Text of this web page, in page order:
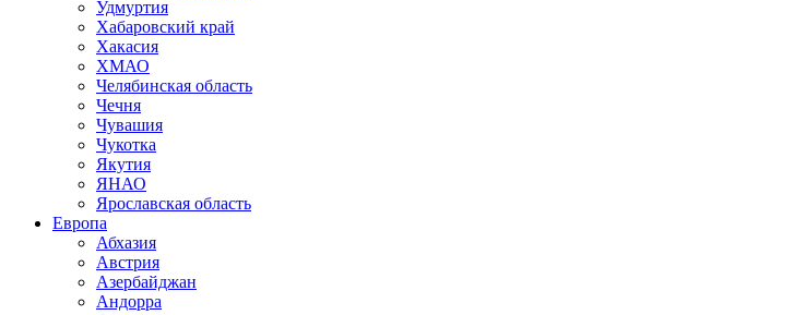
Удмуртия
Хабаровский край
Хакасия
ХМАО
Челябинская область
Чечня
Чувашия
Чукотка
Якутия
ЯНАО
Ярославская область
Европа
Абхазия
Австрия
Азербайджан
Андорра